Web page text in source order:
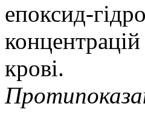
епоксид-
крові.